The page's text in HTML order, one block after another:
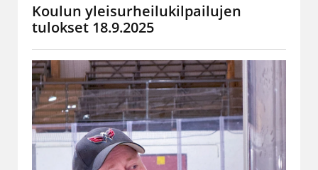
Koulun yleisurheilukilpailujen
tulokset 18.9.2025